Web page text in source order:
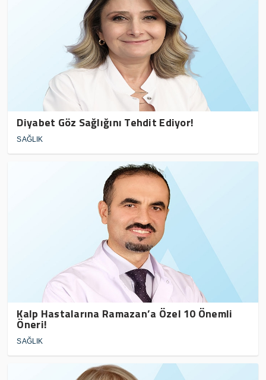
Diyabet Göz Sağlığını Tehdit Ediyor!
SAĞLIK
Kalp Hastalarına Ramazan’a Özel 10 Önemli
Öneri!
SAĞLIK